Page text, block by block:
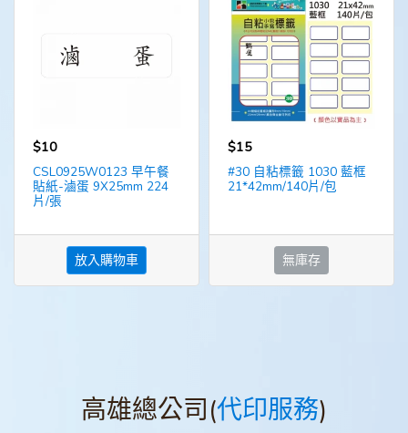
$10
CSL0925W0123 早午餐
貼紙-滷蛋 9X25mm 224
片/張
放入購物車
$15
#30 自粘標籤 1030 藍框
21*42mm/140片/包
無庫存
高雄總公司(代印服務)